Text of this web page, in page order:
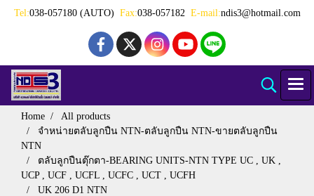
Tel:038-057180 (AUTO) Fax:038-057182 E-mail:ndis3@hotmail.com
Home
All products
จำหน่ายตลับลูกปืน NTN-ตลับลูกปืน NTN-ขายตลับลูกปืน
NTN
ตลับลูกปืนตุ๊กตา-BEARING UNITS-NTN TYPE UC , UK ,
UCP , UCF , UCFL , UCFC , UCT , UCFH
UK 206 D1 NTN